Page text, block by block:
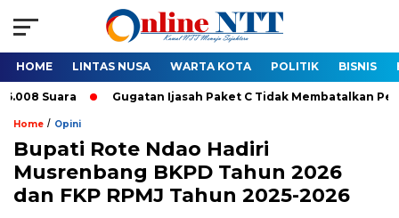
HOME LINTAS NUSA WARTA KOTA POLITIK BISNIS
Ijasah Paket C Tidak Membatalkan Pelantikan Bupati-
Home / Opini
Bupati Rote Ndao Hadiri
Musrenbang BKPD Tahun 2026
dan FKP RPMJ Tahun 2025-2026